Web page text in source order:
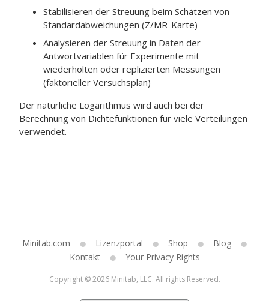
Stabilisieren der Streuung beim Schätzen von
Standardabweichungen (Z/MR-Karte)
Analysieren der Streuung in Daten der
Antwortvariablen für Experimente mit
wiederholten oder replizierten Messungen
(faktorieller Versuchsplan)
Der natürliche Logarithmus wird auch bei der
Berechnung von Dichtefunktionen für viele Verteilungen
verwendet.
Minitab.com Lizenzportal Shop
Blog
Kontakt
Your Privacy Rights
Copyright © 2026 Minitab, LLC. All rights Reserved.